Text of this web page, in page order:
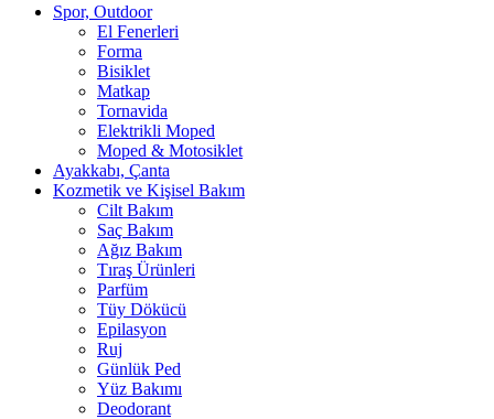
Spor, Outdoor
El Fenerleri
Forma
Bisiklet
Matkap
Tornavida
Elektrikli Moped
Moped & Motosiklet
Ayakkabı, Çanta
Kozmetik ve Kişisel Bakım
Cilt Bakım
Saç Bakım
Ağız Bakım
Tıraş Ürünleri
Parfüm
Tüy Dökücü
Epilasyon
Ruj
Günlük Ped
Yüz Bakımı
Deodorant